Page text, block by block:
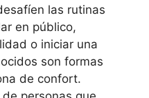
las rutinas
en público,
o iniciar una
son formas
de confort.